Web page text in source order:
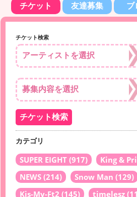
チケット 友達募集 ブ
チケット検索
カテゴリ
SUPER EIGHT (917) King &
NEWS (214) Snow Man (129)
Kis-My-Ft2 (145) timelesz